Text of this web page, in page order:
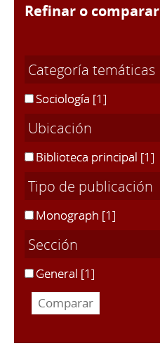
refinar o comparar
Categoría temáticas
Sociología [1]
Ubicación
Biblioteca principal [1]
Tipo de publicación
Monograph [1]
Sección
General [1]